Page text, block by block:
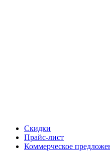
Скидки
Прайс-лист
Коммерческое